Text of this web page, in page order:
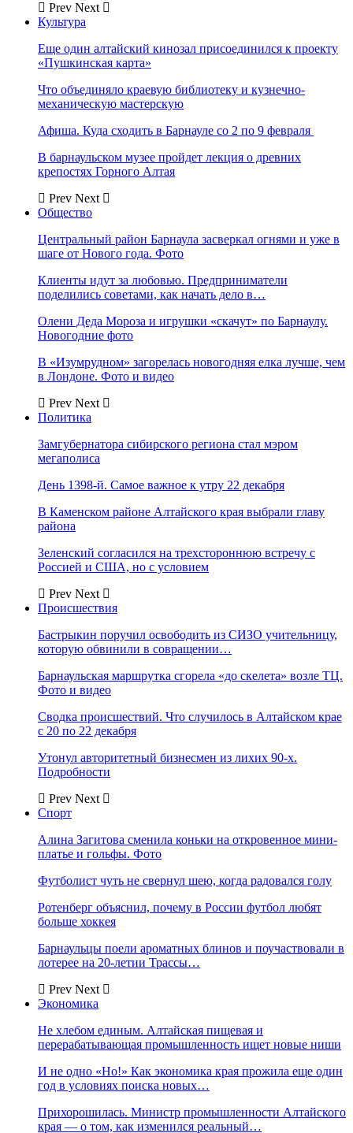
Prev Next
Культура
Еще один алтайский кинозал присоединился к проекту
«Пушкинская карта»
Что объединяло краевую библиотеку и кузнечно-
механическую мастерскую
Афиша. Куда сходить в Барнауле со 2 по 9 февраля
В барнаульском музее пройдет лекция о древних
крепостях Горного Алтая
Prev Next
Общество
Центральный район Барнаула засверкал огнями и уже в
шаге от Нового года. Фото
Клиенты идут за любовью. Предприниматели
поделились советами, как начать дело в…
Олени Деда Мороза и игрушки «скачут» по Барнаулу.
Новогодние фото
В «Изумрудном» загорелась новогодняя елка лучше, чем
в Лондоне. Фото и видео
Prev Next
Политика
Замгубернатора сибирского региона стал мэром
мегаполиса
День 1398-й. Самое важное к утру 22 декабря
В Каменском районе Алтайского края выбрали главу
района
Зеленский согласился на трехстороннюю встречу с
Россией и США, но с условием
Prev Next
Происшествия
Бастрыкин поручил освободить из СИЗО учительницу,
которую обвинили в совращении…
Барнаульская маршрутка сгорела «до скелета» возле ТЦ.
Фото и видео
Сводка происшествий. Что случилось в Алтайском крае
с 20 по 22 декабря
Утонул авторитетный бизнесмен из лихих 90-х.
Подробности
Prev Next
Спорт
Алина Загитова сменила коньки на откровенное мини-
платье и гольфы. Фото
Футболист чуть не свернул шею, когда радовался голу
Ротенберг объяснил, почему в России футбол любят
больше хоккея
Барнаульцы поели ароматных блинов и поучаствовали в
лотерее на 20-летии Трассы…
Prev Next
Экономика
Не хлебом единым. Алтайская пищевая и
перерабатывающая промышленность ищет новые ниши
И не одно «Но!» Как экономика края прожила еще один
год в условиях поиска новых…
Прихорошилась. Министр промышленности Алтайского
края — о том, как изменился реальный…